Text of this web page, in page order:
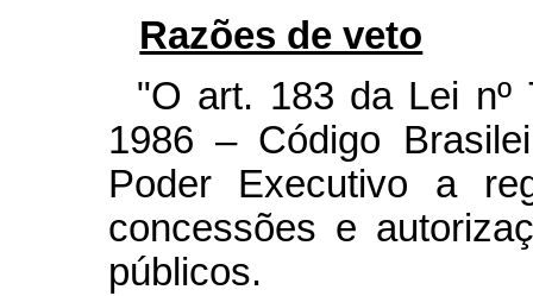
Razões de veto
"O art. 183 da Lei nº
1986 – Código
Poder Executivo a
concessões e
públicos.